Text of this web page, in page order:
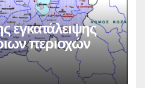
εγκατάλειψης
περιοχών